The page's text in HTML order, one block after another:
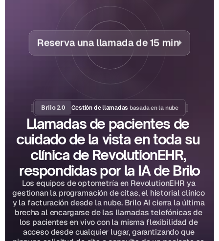
Brilo 2.0 Gestión de llamadas basada en la nube
Llamadas de pacientes de
cuidado de la vista en toda su
clínica de RevolutionEHR,
respondidas por la IA de Brilo
Los equipos de optometría en RevolutionEHR ya
gestionan la programación de citas, el historial clínico
y la facturación desde la nube. Brilo AI cierra la última
brecha al encargarse de las llamadas telefónicas de
los pacientes en vivo con la misma flexibilidad de
acceso desde cualquier lugar, garantizando que
Reserva una llamada de 15 min